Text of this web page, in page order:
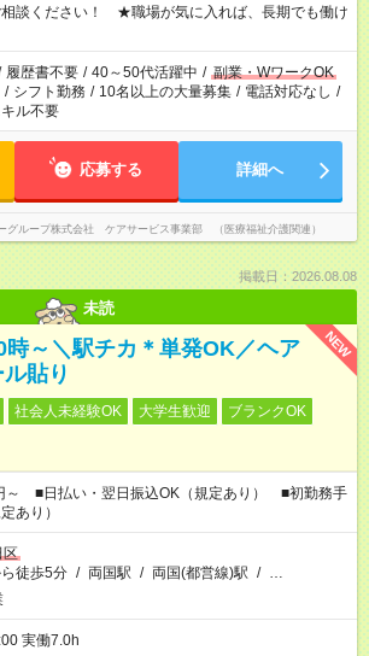
の就業はご案内できません ※法令に基づき、週20時
社会保険への加入対象となります ※労働者派遣法
の原則禁止）により、短時間・短期間の就業はご
場合があります
相談ください！ ★職場が気に入れば、長期でも働け
履歴書不要 / 40～50代活躍中 / 副業・WワークOK
/ シフト勤務 / 10名以上の大量募集 / 電話対応なし /
ル不要
応募する 詳細へ
グループ株式会社 ケアサービス事業部 （医療福祉介護関連）
掲載日：2026.08.08
未読
NEW
時～＼駅チカ＊単発OK／ヘア
貼り
社会人未経験OK 大学生歓迎
ブランクOK
～ ■日払い・翌日振込OK（規定あり） ■初勤務手
あり）
区
徒歩5分 / 両国駅 / 両国(都営線)駅 / …
実働7.0h